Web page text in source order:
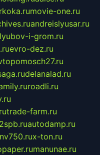
movie-one.ru
andreislyusar.ru
i-grom.ru
evro-dez.ru
delanalad.ru
roadli.ru
trade-farm.ru
autodamp.ru
nv750.rux-ton.ru
manunae.ru